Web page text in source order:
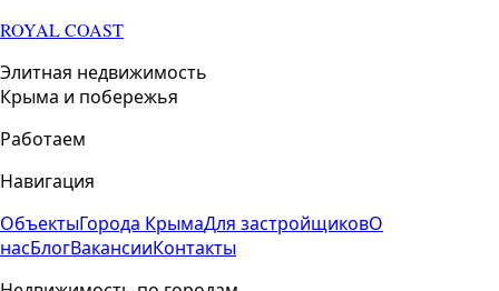
ROYAL COAST
Элитная недвижимость
Крыма и побережья
Работаем
Навигация
ОбъектыГорода КрымаДля застройщиковО
насБлогВакансииКонтакты